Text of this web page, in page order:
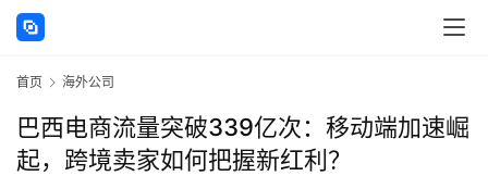
首页 海外公司
巴西电商流量突破339亿次：移动端加速崛
起，跨境卖家如何把握新红利？